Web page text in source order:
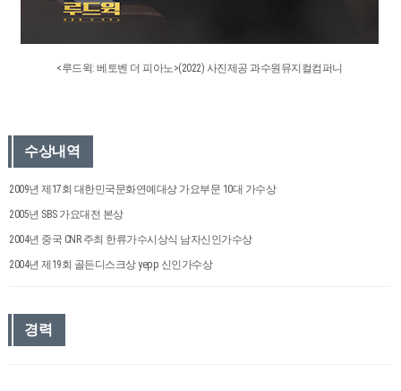
<루드윅: 베토벤 더 피아노>(2022) 사진제공 과수원뮤지컬컴퍼니
수상내역
2009년 제17회 대한민국문화연예대상 가요부문 10대 가수상
2005년 SBS 가요대전 본상
2004년 중국 CNR 주최 한류가수시상식 남자신인가수상
2004년 제19회 골든디스크상 yepp 신인가수상
경력